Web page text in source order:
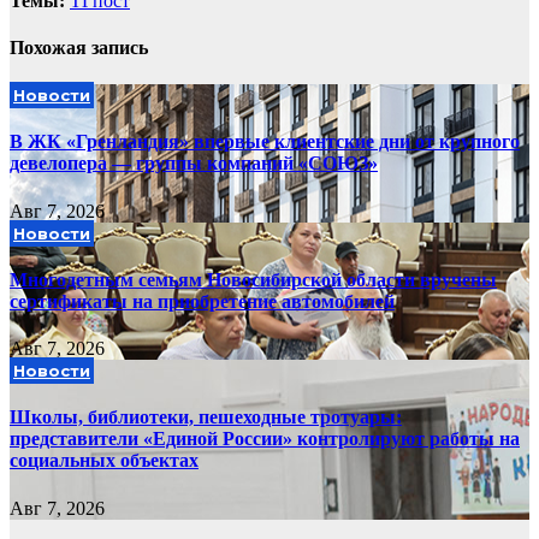
Похожая запись
Новости
В ЖК «Гренландия» впервые клиентские дни от крупного
девелопера — группы компаний «СОЮЗ»
Авг 7, 2026
Новости
Многодетным семьям Новосибирской области вручены
сертификаты на приобретение автомобилей
Авг 7, 2026
Новости
Школы, библиотеки, пешеходные тротуары:
представители «Единой России» контролируют работы на
социальных объектах
Авг 7, 2026